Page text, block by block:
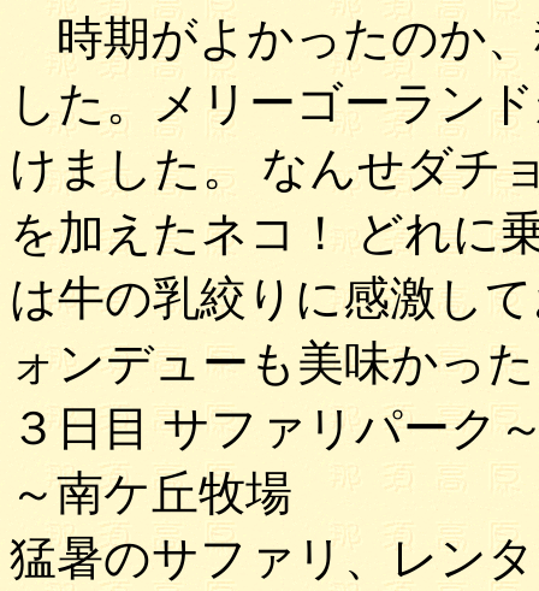
時期がよかったのか
した。メリーゴーラン
けました。 なんせダチ
を加えたネコ！ どれに
は牛の乳絞りに感激し
ォンデューも美味かっ
３日目 サファリパーク
～南ケ丘牧場
猛暑のサファリ、レン